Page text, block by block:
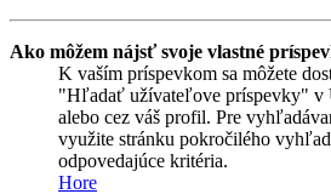
Ako môžem nájsť svoje vlastné
K vaším príspevkom sa môžete
"Hľadať užívateľove príspevky" v
alebo cez váš profil. Pre
využite stránku pokročilého
odpovedajúce kritéria.
Hore